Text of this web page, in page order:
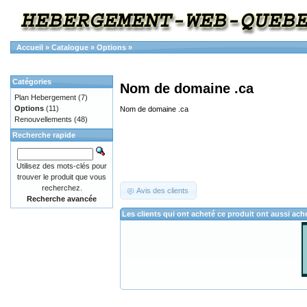
Accueil » Catalogue » Options »
Nom de domaine .ca
Nom de domaine .ca
Avis des clients
Les clients qui ont acheté ce produit ont aussi
Catégories
Plan Hebergement (7)
Options (11)
Renouvellements (48)
Recherche rapide
Utilisez des mots-clés pour
trouver le produit que vous
recherchez.
Recherche avancée